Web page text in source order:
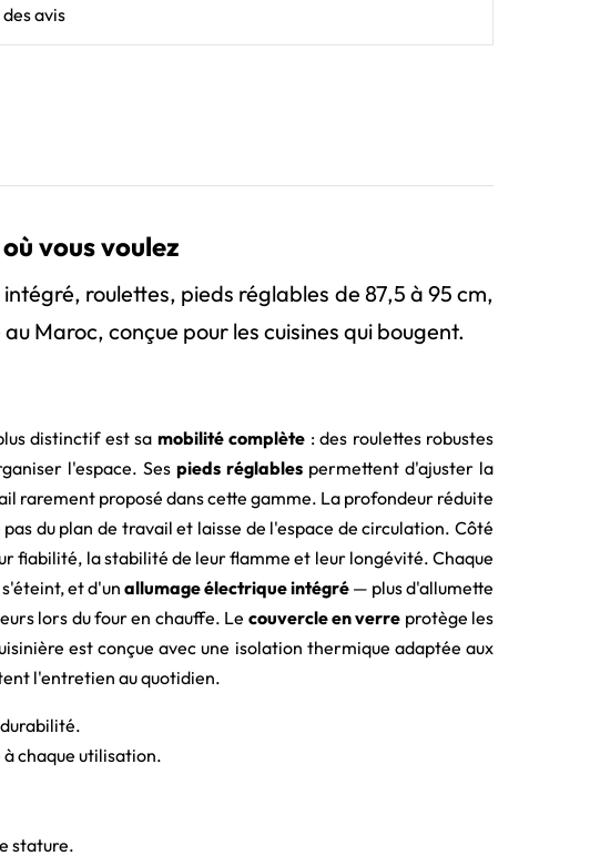
avis
vous voulez
roulettes, pieds réglables de 87,5 à 95 cm,
Maroc, conçue pour les cuisines qui bougent.
distinctif est sa mobilité complète : des roulettes robustes
l'espace. Sespieds réglables permettent d'ajuster la
rarement proposé dans cette gamme. La profondeur réduite
du plan de travail et laisse de l'espace de circulation. Côté
fiabilité, la stabilité de leur flamme et leur longévité. Chaque
et d'un allumage électrique intégré — plus d'allumette
lors du four en chauffe. Le couvercle en verre protège les
est conçue avec une isolation thermique adaptée aux
l'entretien au quotidien.
chaque utilisation.
stature.